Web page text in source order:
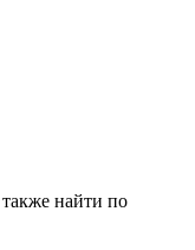
найти по